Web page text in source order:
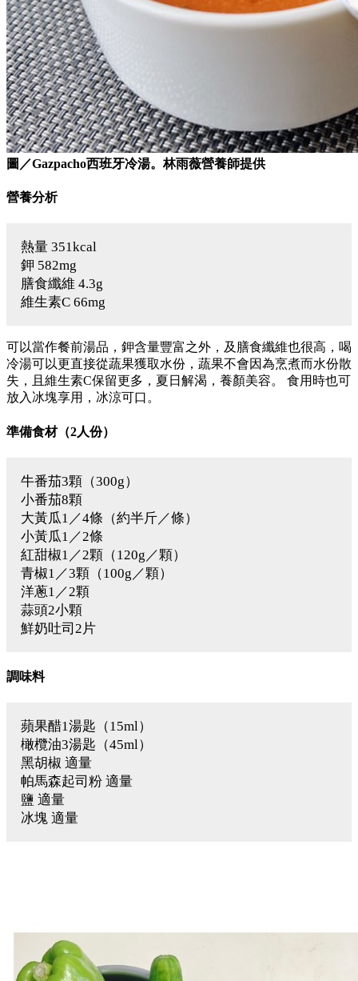
圖／Gazpacho西班牙冷湯。林雨薇營養師提供
營養分析
熱量 351kcal
鉀 582mg
膳食纖維 4.3g
維生素C 66mg
可以當作餐前湯品，鉀含量豐富之外，及膳食纖維也很高，喝
冷湯可以更直接從蔬果獲取水份，蔬果不會因為烹煮而水份散
失，且維生素C保留更多，夏日解渴，養顏美容。 食用時也可
放入冰塊享用，冰涼可口。
準備食材（2人份）
牛番茄3顆（300g）
小番茄8顆
大黃瓜1／4條（約半斤／條）
小黃瓜1／2條
紅甜椒1／2顆（120g／顆）
青椒1／3顆（100g／顆）
洋蔥1／2顆
蒜頭2小顆
鮮奶吐司2片
調味料
蘋果醋1湯匙（15ml）
橄欖油3湯匙（45ml）
黑胡椒 適量
帕馬森起司粉 適量
鹽 適量
冰塊 適量